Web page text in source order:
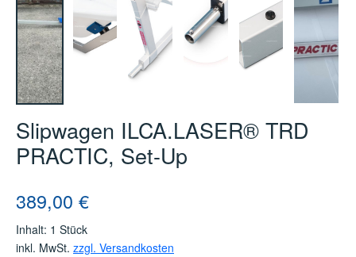
Slipwagen ILCA.LASER® TRD
PRACTIC, Set-Up
Regulärer Preis:
389,00 €
Inhalt: 1 Stück
inkl. MwSt. zzgl. Versandkosten